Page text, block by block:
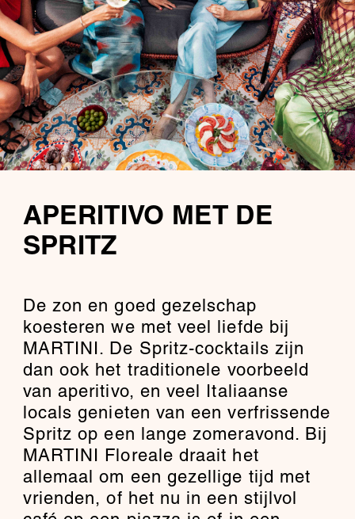
APERITIVO MET DE
SPRITZ
De zon en goed gezelschap
koesteren we met veel liefde bij
MARTINI. De Spritz-cocktails zijn
dan ook het traditionele voorbeeld
van aperitivo, en veel Italiaanse
locals genieten van een verfrissende
Spritz op een lange zomeravond. Bij
MARTINI Floreale draait het
allemaal om een gezellige tijd met
vrienden, of het nu in een stijlvol